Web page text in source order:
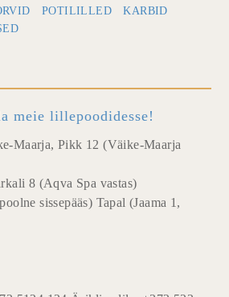
POTILILLED
KARBID
meie lillepoodidesse!
Maarja, Pikk 12 (Väike-Maarja
8 (Aqva Spa vastas)
sissepääs) Tapal (Jaama 1,